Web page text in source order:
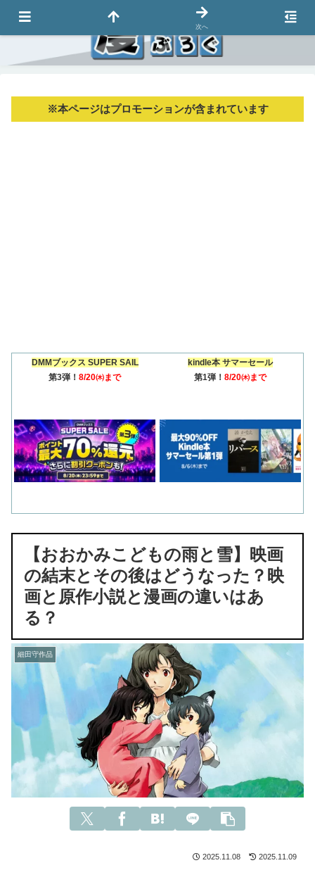
※本ページはプロモーションが含まれています
DMMブックス SUPER SAIL
第3弾！ 8/20㈭まで
kindle本 サマーセール
第1弾！ 8/20㈭まで
【おおかみこどもの雨と雪】映画
の結末とその後はどうなった？映
画と原作小説と漫画の違いはあ
る？
細田守作品
2025.11.08 2025.11.09
次へ